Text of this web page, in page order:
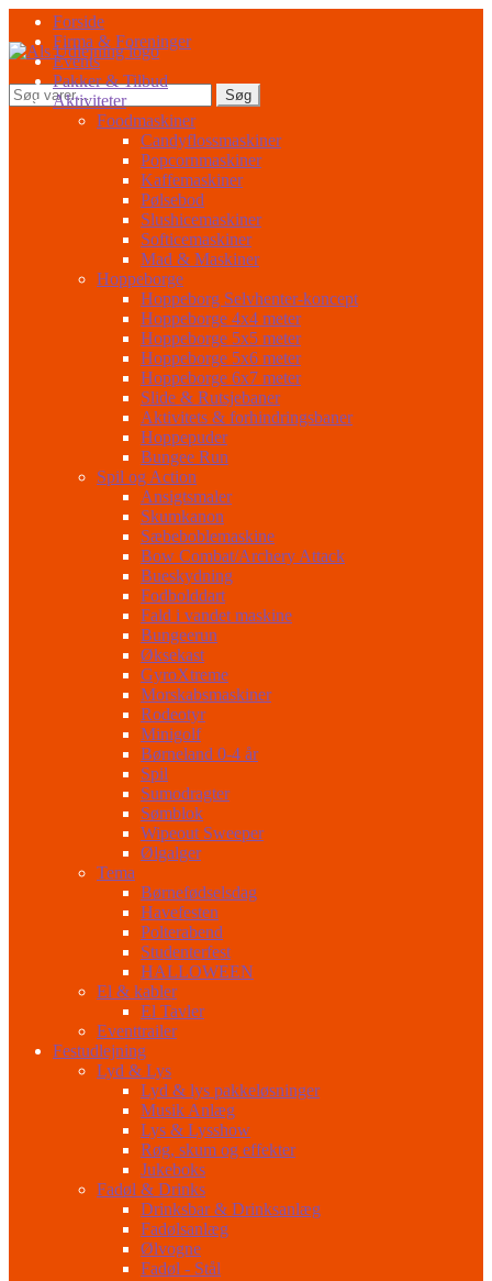
Spring
navigation
Spring
indhold
Søg
efter:
Søg
Forside
Firma & Foreninger
Events
Pakker & Tilbud
Aktiviteter
Foodmaskiner
Candyflossmaskiner
Popcornmaskiner
Kaffemaskiner
Pølsebod
Slushicemaskiner
Softicemaskiner
Mad & Maskiner
Hoppeborge
Hoppeborg Selvhenter-koncept
Hoppeborge 4x4 meter
Hoppeborge 5x5 meter
Hoppeborge 5x6 meter
Hoppeborge 6x7 meter
Slide & Rutsjebaner
Aktivitets & forhindringsbaner
Hoppepuder
Bungee Run
Spil og Action
Ansigtsmaler
Skumkanon
Sæbeboblemaskine
Bow Combat/Archery Attack
Bueskydning
Fodbolddart
Fald i vandet maskine
Bungeerun
Øksekast
GyroXtreme
Morskabsmaskiner
Rodeotyr
Minigolf
Børneland 0-4 år
Spil
Sumodragter
Sømblok
Wipeout Sweeper
Ølgalger
Tema
Børnefødselsdag
Havefesten
Polterabend
Studenterfest
HALLOWEEN
El & kabler
El Tavler
Eventtrailer
Festudlejning
Lyd & Lys
Lyd & lys pakkeløsninger
Musik Anlæg
Lys & Lysshow
Røg, skum og effekter
Jukeboks
Fadøl & Drinks
Drinksbar & Drinksanlæg
Fadølsanlæg
Ølvogne
Fadøl - Stål